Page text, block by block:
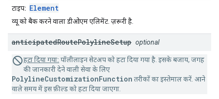
टाइप: Element
व्यू को बैक करने वाला डीओएम एलिमेंट. ज़रूरी है.
anticipatedRoutePolylineSetup optional
हटा दिया गया: पॉलीलाइन सेटअप को हटा दिया गया है. इसके बजाय, जगह
की जानकारी देने वाली सेवा के लिए
PolylineCustomizationFunction तरीकों का इस्तेमाल करें. आने
वाले समय में इस फ़ील्ड को हटा दिया जाएगा.